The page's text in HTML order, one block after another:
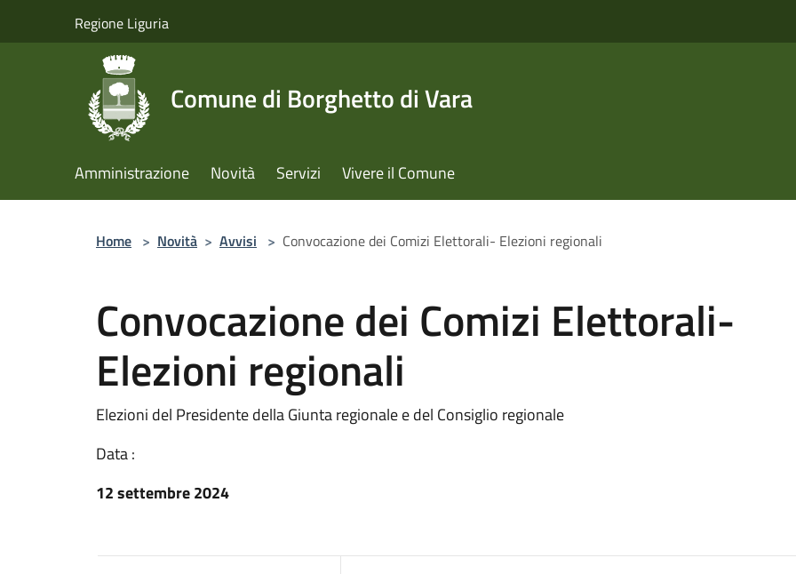
Regione Liguria
Comune di Borghetto di Vara
Amministrazione Novità Servizi Vivere il Comune
Home > Novità > Avvisi > Convocazione dei Comizi Elettorali- Elezioni regionali
Convocazione dei Comizi Elettorali-
Elezioni regionali
Elezioni del Presidente della Giunta regionale e del Consiglio regionale
Data :
12 settembre 2024